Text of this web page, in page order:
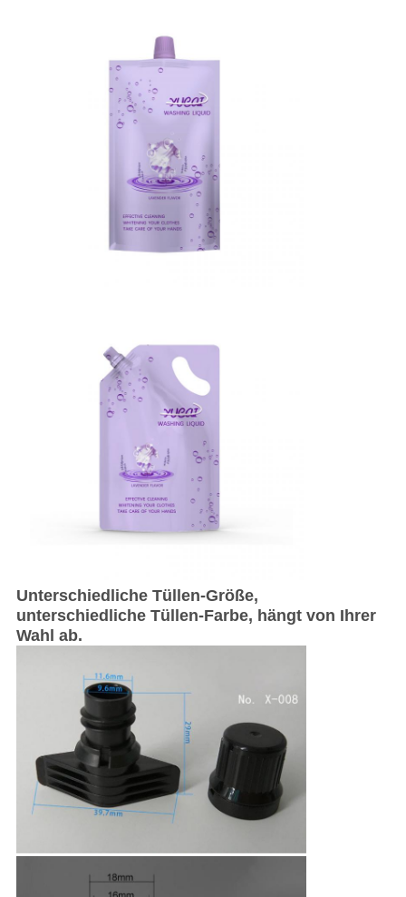
Unterschiedliche Tüllen-Größe,
unterschiedliche Tüllen-Farbe, hängt von Ihrer
Wahl ab.